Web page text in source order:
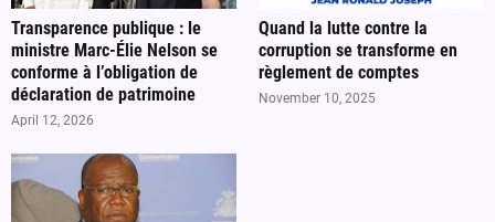
Transparence publique : le
ministre Marc-Élie Nelson se
conforme à l’obligation de
déclaration de patrimoine
April 12, 2026
Quand la lutte contre la
corruption se transforme en
règlement de comptes
November 10, 2025